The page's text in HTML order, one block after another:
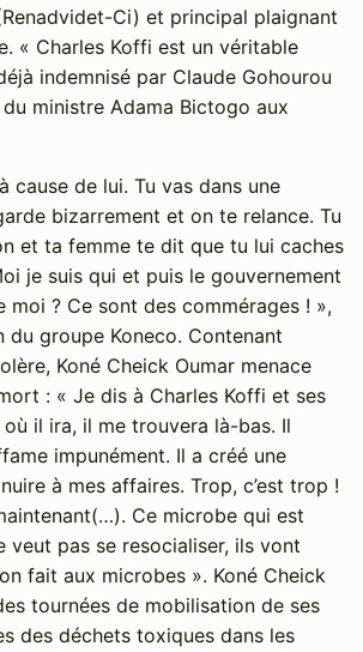
Ci) et principal plaignant
« Charles Koffi est un véritable
indemnisé par Claude Gohourou
ministre Adama Bictogo aux
cause de lui. Tu vas dans une
bizarrement et on te relance. Tu
et ta femme te dit que tu lui caches
je suis qui et puis le gouvernement
moi ? Ce sont des commérages ! »,
du groupe Koneco. Contenant
Koné Cheick Oumar menace
: « Je dis à Charles Koffi et ses
il ira, il me trouvera là-bas. Il
impunément. Il a créé une
à mes affaires. Trop, c’est trop !
Ce microbe qui est
veut pas se resocialiser, ils vont
fait aux microbes ». Koné Cheick
tournées de mobilisation de ses
des déchets toxiques dans les